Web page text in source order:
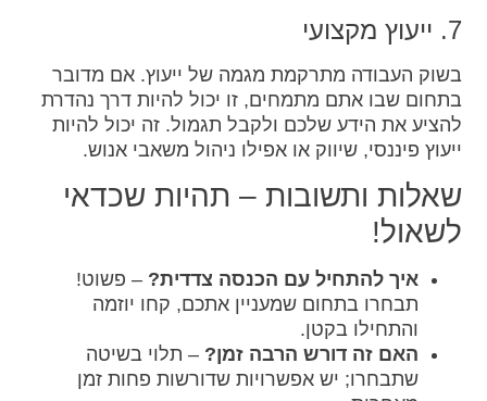
7. ייעוץ מקצועי
בשוק העבודה מתרקמת מגמה של ייעוץ. אם מדובר
בתחום שבו אתם מתמחים, זו יכול להיות דרך נהדרת
להציע את הידע שלכם ולקבל תגמול. זה יכול להיות
ייעוץ פיננסי, שיווק או אפילו ניהול משאבי אנוש.
שאלות ותשובות – תהיות שכדאי
לשאול!
איך להתחיל עם הכנסה צדדית? – פשוט!
תבחרו בתחום שמעניין אתכם, קחו יוזמה
והתחילו בקטן.
האם זה דורש הרבה זמן? – תלוי בשיטה
שתבחרו; יש אפשרויות שדורשות פחות זמן